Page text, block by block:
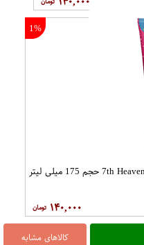
کالاهای مشابه
1%
۱۴۰,۰۰۰